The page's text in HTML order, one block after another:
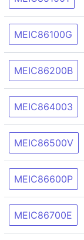
MEIC86100G
MEIC86200B
MEIC864003
MEIC86500V
MEIC86600P
MEIC86700E